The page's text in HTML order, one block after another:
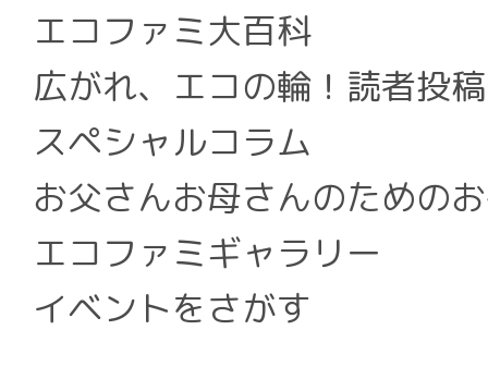
エコファミ大百科
広がれ、エコの輪！読者投
スペシャルコラム
お父さんお母さんのための
エコファミギャラリー
イベントをさがす